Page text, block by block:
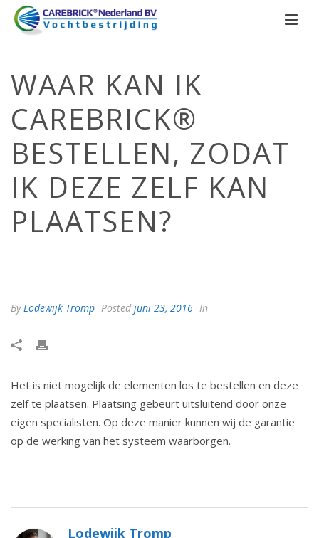
WAAR KAN IK
CAREBRICK®
BESTELLEN, ZODAT
IK DEZE ZELF KAN
PLAATSEN?
ByLodewijk Tromp Posted juni 23, 2016 In
Het is niet mogelijk de elementen los te bestellen en deze
zelf te plaatsen. Plaatsing gebeurt uitsluitend door onze
eigen specialisten. Op deze manier kunnen wij de garantie
op de werking van het systeem waarborgen.
Lodewijk Tromp